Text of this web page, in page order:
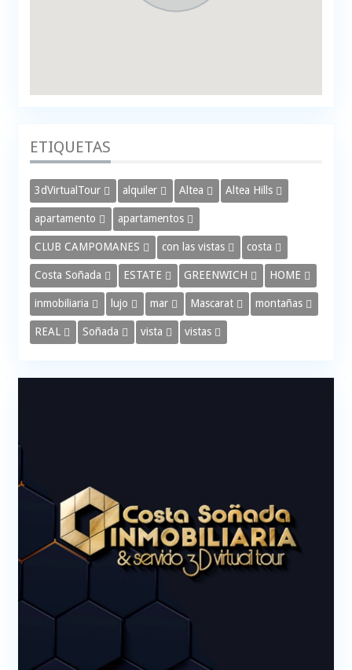
ETIQUETAS
3dVirtualTour alquiler Altea Altea Hills
apartamento apartamentos
CLUB CAMPOMANES con las vistas costa
Costa Soñada ESTATE GREENWICH HOME
inmobiliaria lujo mar Mascarat montañas
REAL Soñada vista vistas